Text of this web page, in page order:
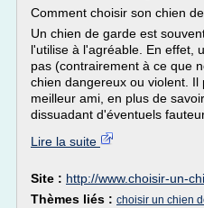
Comment choisir son chien
Un chien de garde est
l'utilise à l'agréable. En effet,
pas (contrairement à ce que
chien dangereux ou violent.
meilleur ami, en plus de
dissuadant d'éventuels
Lire la suite
Site : http://www.choisir-un-
Thèmes liés : choisir un chien